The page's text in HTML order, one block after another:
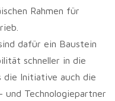
Rahmen für
dafür ein Baustein
schneller in die
die Initiative auch die
und Technologiepartner